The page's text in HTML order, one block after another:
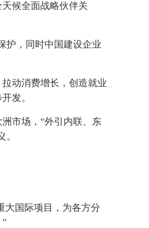
候全面战略伙伴关
护，同时中国建设企业
动消费增长，创造就业
发。
市场，“外引内联、东
大国际项目，为各方分